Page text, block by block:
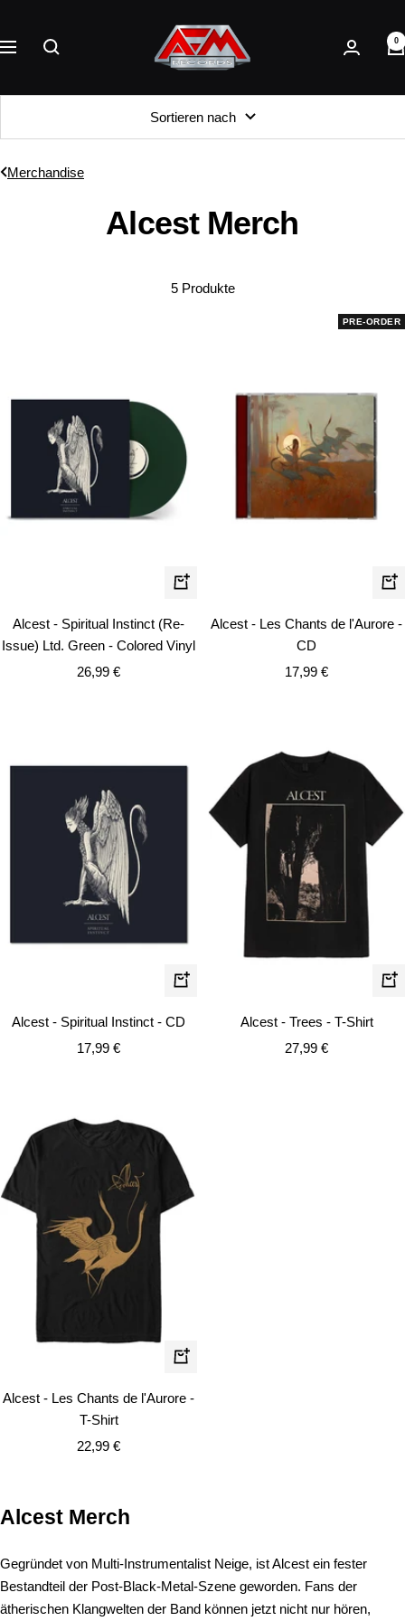
Inhalt
Navigation
AFM
Records
0
Sortieren nach
Merchandise
Alcest Merch
5 Produkte
In
Warenkorb
Alcest - Spiritual Instinct (Re-
Issue) Ltd. Green - Colored Vinyl
Angebotspreis
26,99 €
PRE-ORDER
In
Alcest - Les Chants de l'Aurore -
CD
Angebotspreis
17,99 €
In
den
Alcest - Spiritual Instinct - CD
Angebotspreis
17,99 €
Alcest - Trees - T-Shirt
Angebotspreis
27,99 €
Schnellansicht
Alcest - Les Chants de l'Aurore -
T-Shirt
Angebotspreis
22,99 €
Alcest Merch
Gegründet von Multi-Instrumentalist Neige, ist Alcest ein fester
Bestandteil der Post-Black-Metal-Szene geworden. Fans der
ätherischen Klangwelten der Band können jetzt nicht nur hören,